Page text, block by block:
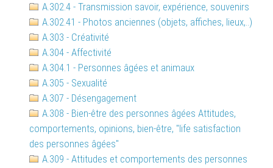
A.302.4 - Transmission savoir, expérience, souvenirs
A.302.41 - Photos anciennes (objets, affiches, lieux,..)
A.303 - Créativité
A.304 - Affectivité
A.304.1 - Personnes âgées et animaux
A.305 - Sexualité
A.307 - Désengagement
A.308 - Bien-être des personnes âgées Attitudes,
comportements, opinions, bien-être, "life satisfaction
des personnes âgées"
A.309 - Attitudes et comportements des personnes